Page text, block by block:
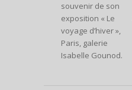
souvenir de son
exposition « Le
voyage d’hiver »,
Paris, galerie
Isabelle Gounod.